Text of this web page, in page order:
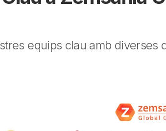
equips clau amb diverses